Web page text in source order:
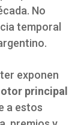
No
temporal
exponen
principal
a estos